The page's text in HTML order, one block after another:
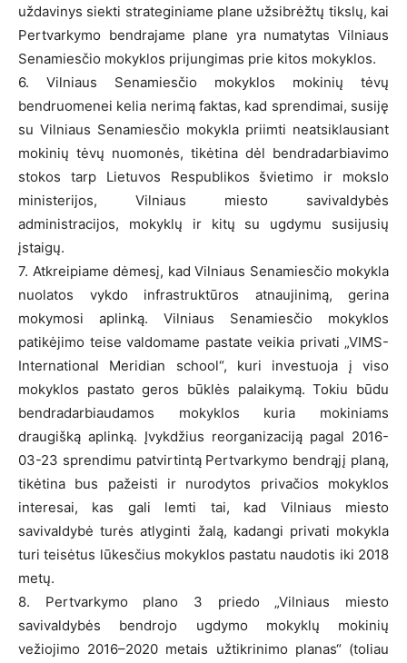
uždavinys siekti strateginiame plane užsibrėžtų tikslų, kai
Pertvarkymo bendrajame plane yra numatytas Vilniaus
Senamiesčio mokyklos prijungimas prie kitos mokyklos.
6. Vilniaus Senamiesčio mokyklos mokinių tėvų
bendruomenei kelia nerimą faktas, kad sprendimai, susiję
su Vilniaus Senamiesčio mokykla priimti neatsiklausiant
mokinių tėvų nuomonės, tikėtina dėl bendradarbiavimo
stokos tarp Lietuvos Respublikos švietimo ir mokslo
ministerijos, Vilniaus miesto savivaldybės
administracijos, mokyklų ir kitų su ugdymu susijusių
įstaigų.
7. Atkreipiame dėmesį, kad Vilniaus Senamiesčio mokykla
nuolatos vykdo infrastruktūros atnaujinimą, gerina
mokymosi aplinką. Vilniaus Senamiesčio mokyklos
patikėjimo teise valdomame pastate veikia privati „VIMS-
International Meridian school“, kuri investuoja į viso
mokyklos pastato geros būklės palaikymą. Tokiu būdu
bendradarbiaudamos mokyklos kuria mokiniams
draugišką aplinką. Įvykdžius reorganizaciją pagal 2016-
03-23 sprendimu patvirtintą Pertvarkymo bendrąjį planą,
tikėtina bus pažeisti ir nurodytos privačios mokyklos
interesai, kas gali lemti tai, kad Vilniaus miesto
savivaldybė turės atlyginti žalą, kadangi privati mokykla
turi teisėtus lūkesčius mokyklos pastatu naudotis iki 2018
metų.
8. Pertvarkymo plano 3 priedo „Vilniaus miesto
savivaldybės bendrojo ugdymo mokyklų mokinių
vežiojimo 2016–2020 metais užtikrinimo planas“ (toliau